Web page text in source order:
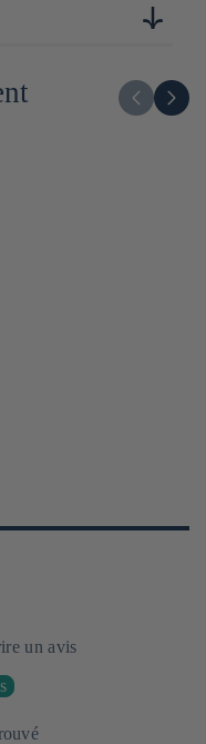
un avis